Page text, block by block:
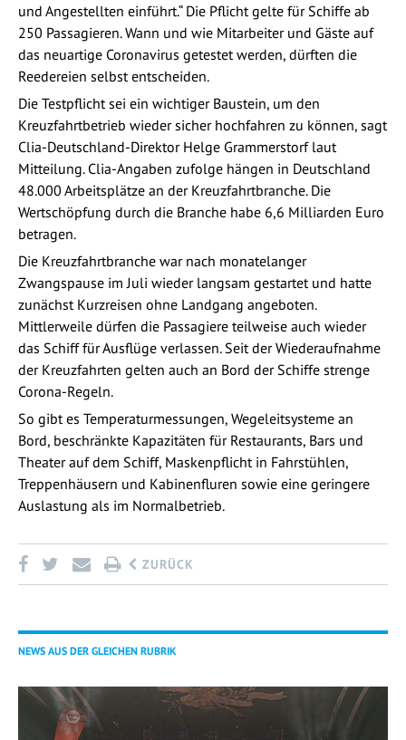
und Angestellten einführt.“ Die Pflicht gelte für Schiffe ab
250 Passagieren. Wann und wie Mitarbeiter und Gäste auf
das neuartige Coronavirus getestet werden, dürften die
Reedereien selbst entscheiden.
Die Testpflicht sei ein wichtiger Baustein, um den
Kreuzfahrtbetrieb wieder sicher hochfahren zu können, sagt
Clia-Deutschland-Direktor Helge Grammerstorf laut
Mitteilung. Clia-Angaben zufolge hängen in Deutschland
48.000 Arbeitsplätze an der Kreuzfahrtbranche. Die
Wertschöpfung durch die Branche habe 6,6 Milliarden Euro
betragen.
Die Kreuzfahrtbranche war nach monatelanger
Zwangspause im Juli wieder langsam gestartet und hatte
zunächst Kurzreisen ohne Landgang angeboten.
Mittlerweile dürfen die Passagiere teilweise auch wieder
das Schiff für Ausflüge verlassen. Seit der Wiederaufnahme
der Kreuzfahrten gelten auch an Bord der Schiffe strenge
Corona-Regeln.
So gibt es Temperaturmessungen, Wegeleitsysteme an
Bord, beschränkte Kapazitäten für Restaurants, Bars und
Theater auf dem Schiff, Maskenpflicht in Fahrstühlen,
Treppenhäusern und Kabinenfluren sowie eine geringere
Auslastung als im Normalbetrieb.
ZURÜCK
NEWS AUS DER GLEICHEN RUBRIK